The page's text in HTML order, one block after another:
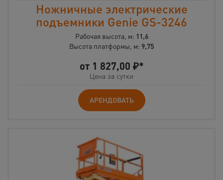
Ножничные электрические
подъемники Genie GS-3246
Рабочая высота, м: 11,6
Высота платформы, м: 9,75
от 1 827,00 ₽*
Цена за сутки
АРЕНДОВАТЬ